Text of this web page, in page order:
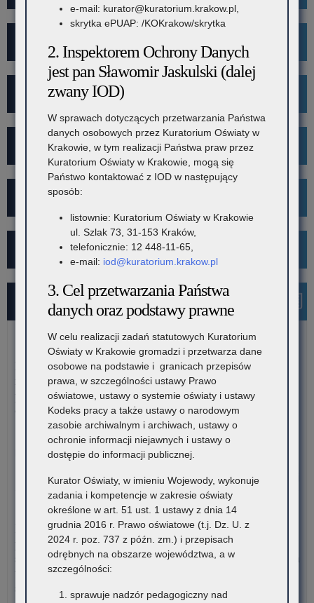
Wykaz szkół i placówek
Rekrutacja
Mediacje
Projekt Kibicuj z Klasą
Kampania społeczna "Ustal z Babcią Hasło"
Najnowsze informacje
7 sierpnia 2026
Dane ostateczne – Rządowy program pomocy uczniom
niepełnosprawnym w formie dofinansowania zakupu
podręczników, materiałów edukacyjnych i materiałów
ćwiczeniowych (wyprawka szkolna)
W związku z harmonogramem realizacji Rządowego programu
pomocy uczniom niepełnosprawnym…
Czytaj więcej
7 sierpnia 2026
Informacja o liczbie wolnych miejsc na semestr pierwszy klas I
publicznych szkół policealnych, branżowych szkół II stopnia i
szkół dla dorosłych (publicznych liceów ogólnokształcących) na
terenie województwa małopolskiego – rekrutacja na rok
szkolny 2026/2027
e-mail: kurator@kuratorium.krakow.pl,
skrytka ePUAP: /KOKrakow/skrytka
2. Inspektorem Ochrony Danych
jest pan Sławomir Jaskulski (dalej
zwany IOD)
W sprawach dotyczących przetwarzania Państwa
danych osobowych przez Kuratorium Oświaty w
Krakowie, w tym realizacji Państwa praw przez
Kuratorium Oświaty w Krakowie, mogą się
Państwo kontaktować z IOD w następujący
sposób:
listownie: Kuratorium Oświaty w Krakowie
ul. Szlak 73, 31-153 Kraków,
telefonicznie: 12 448-11-65,
e-mail: iod@kuratorium.krakow.pl
3. Cel przetwarzania Państwa
danych oraz podstawy prawne
W celu realizacji zadań statutowych Kuratorium
Oświaty w Krakowie gromadzi i przetwarza dane
osobowe na podstawie i granicach przepisów
prawa, w szczególności ustawy Prawo
oświatowe, ustawy o systemie oświaty i ustawy
Kodeks pracy a także ustawy o narodowym
zasobie archiwalnym i archiwach, ustawy o
ochronie informacji niejawnych i ustawy o
dostępie do informacji publicznej.
Kurator Oświaty, w imieniu Wojewody, wykonuje
zadania i kompetencje w zakresie oświaty
określone w art. 51 ust. 1 ustawy z dnia 14
grudnia 2016 r. Prawo oświatowe (t.j. Dz. U. z
2024 r. poz. 737 z późn. zm.) i przepisach
odrębnych na obszarze województwa, a w
szczególności:
sprawuje nadzór pedagogiczny nad